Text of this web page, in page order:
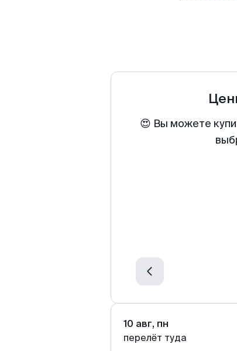
😍 Вы можете
10 авг, пн
перелёт туда